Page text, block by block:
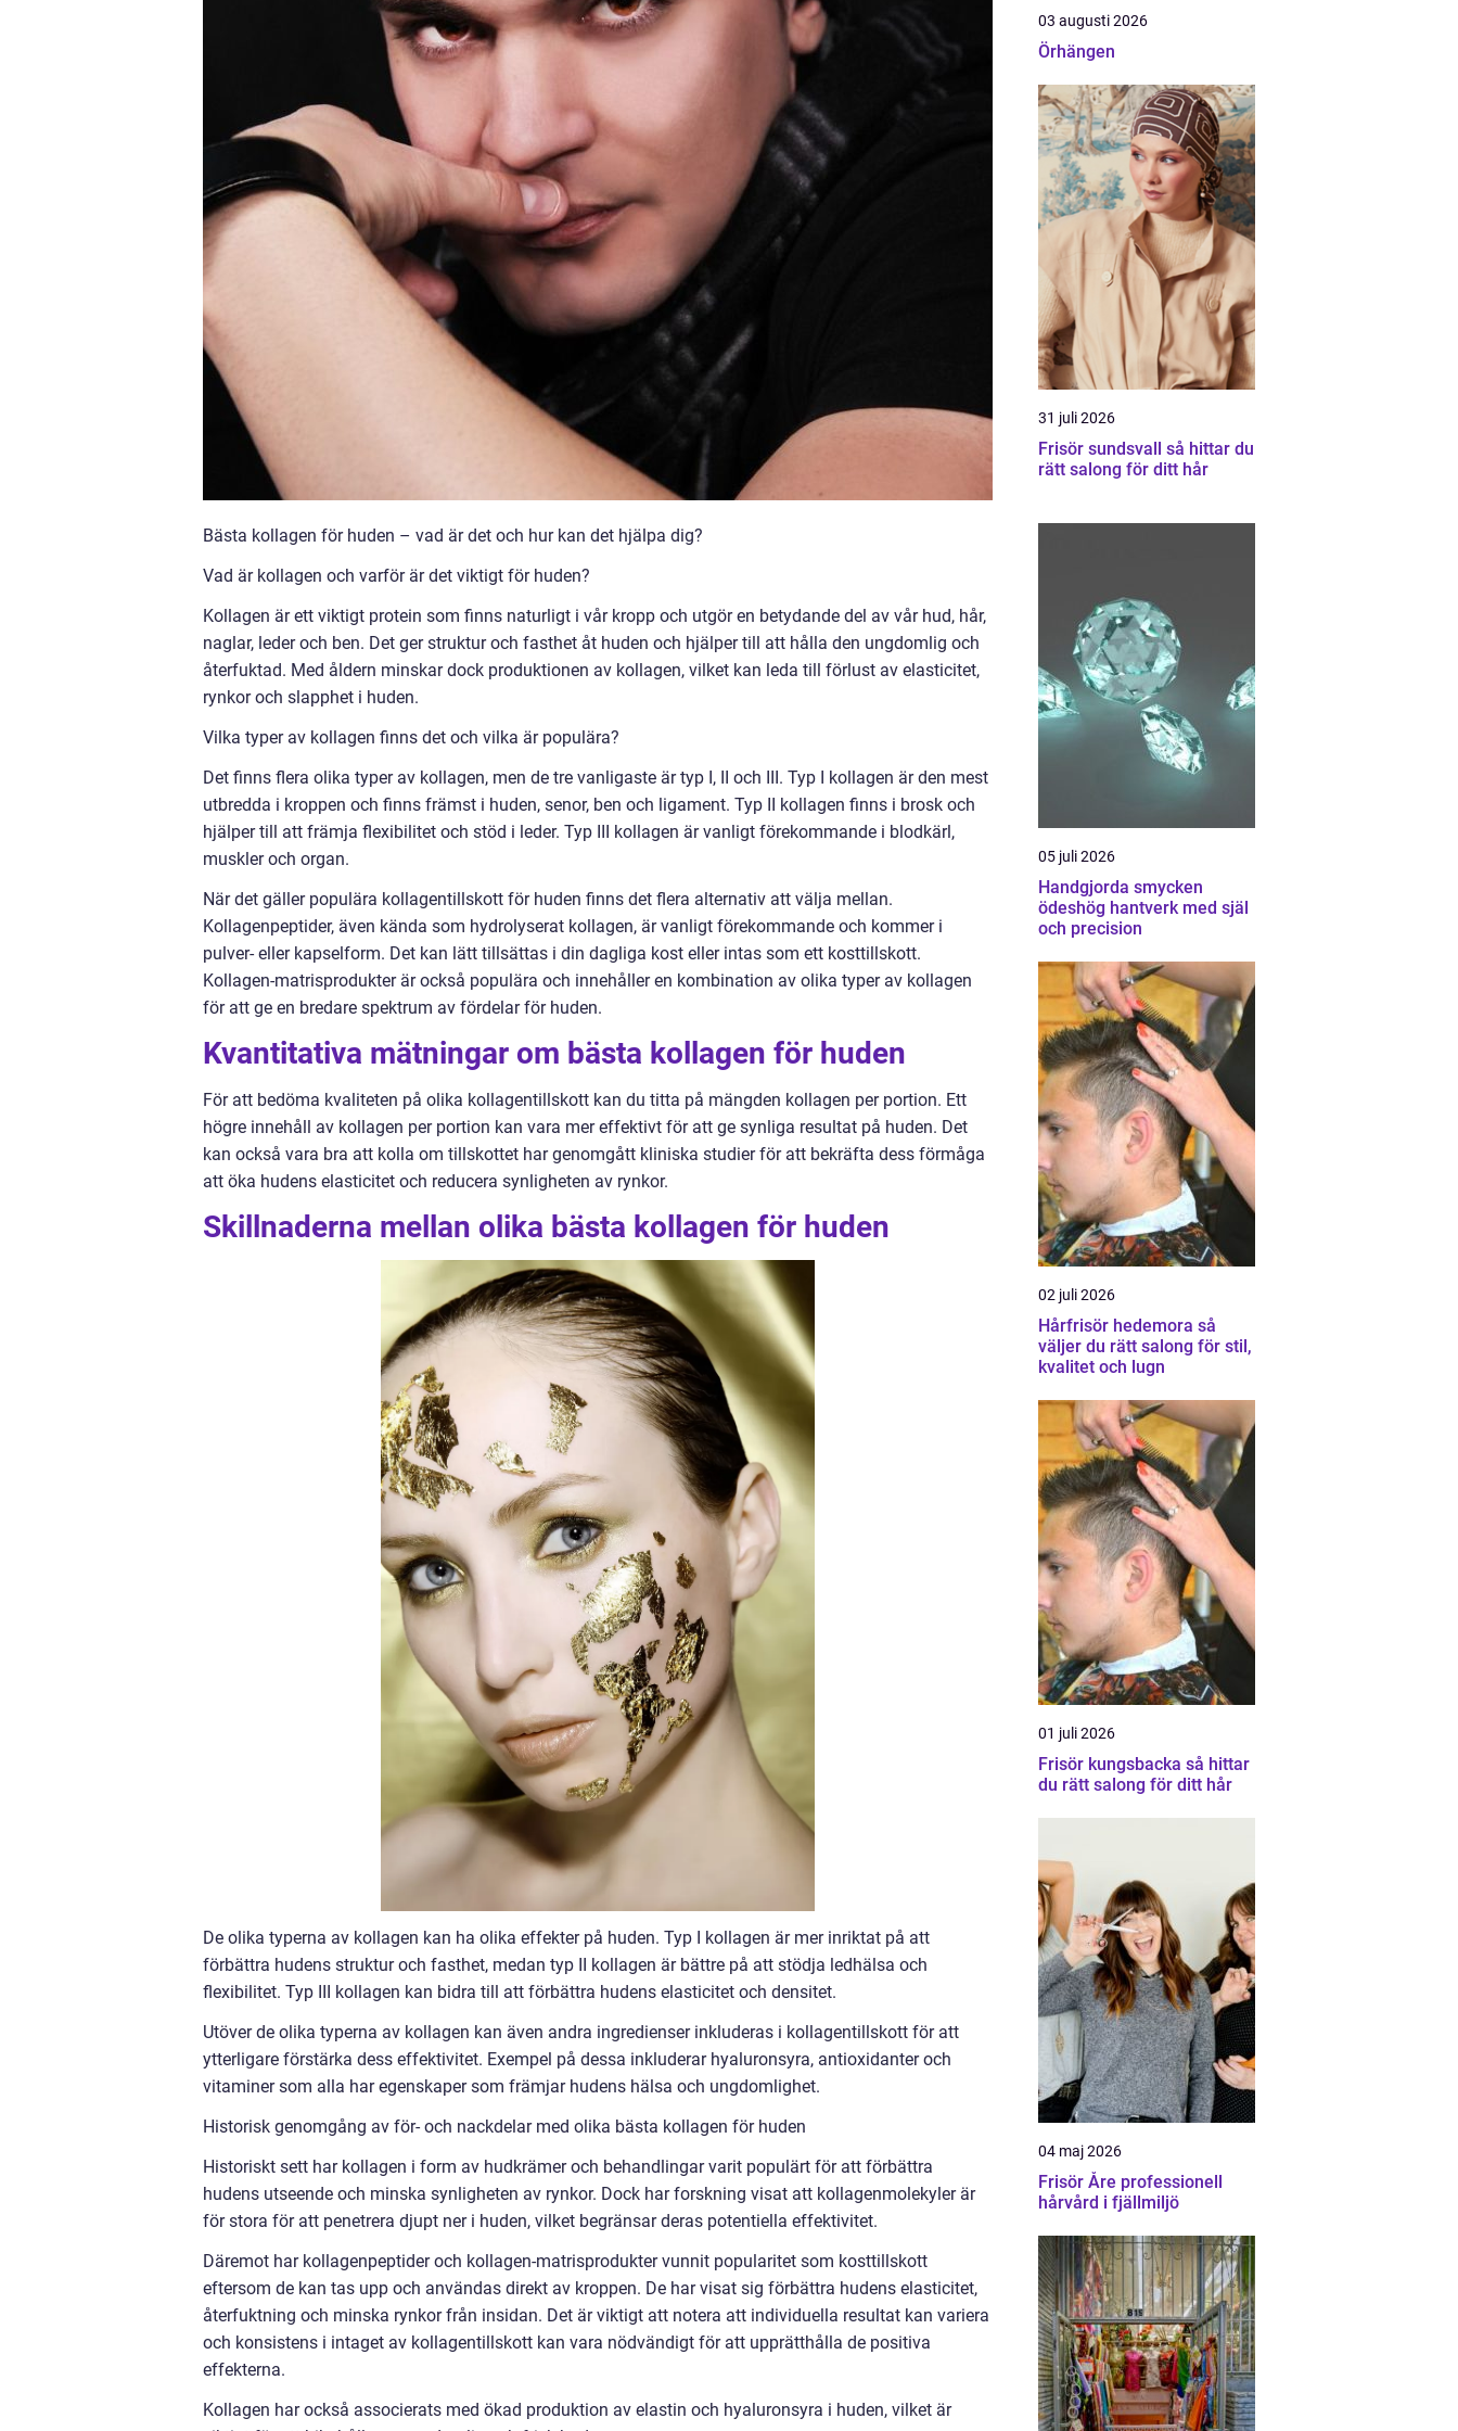
Bästa kollagen för huden – vad är det och hur kan det hjälpa dig?
Vad är kollagen och varför är det viktigt för huden?
Kollagen är ett viktigt protein som finns naturligt i vår kropp och utgör en betydande del av vår hud, hår,
naglar, leder och ben. Det ger struktur och fasthet åt huden och hjälper till att hålla den ungdomlig och
återfuktad. Med åldern minskar dock produktionen av kollagen, vilket kan leda till förlust av elasticitet,
rynkor och slapphet i huden.
Vilka typer av kollagen finns det och vilka är populära?
Det finns flera olika typer av kollagen, men de tre vanligaste är typ I, II och III. Typ I kollagen är den mest
utbredda i kroppen och finns främst i huden, senor, ben och ligament. Typ II kollagen finns i brosk och
hjälper till att främja flexibilitet och stöd i leder. Typ III kollagen är vanligt förekommande i blodkärl,
muskler och organ.
När det gäller populära kollagentillskott för huden finns det flera alternativ att välja mellan.
Kollagenpeptider, även kända som hydrolyserat kollagen, är vanligt förekommande och kommer i
pulver- eller kapselform. Det kan lätt tillsättas i din dagliga kost eller intas som ett kosttillskott.
Kollagen-matrisprodukter är också populära och innehåller en kombination av olika typer av kollagen
för att ge en bredare spektrum av fördelar för huden.
Kvantitativa mätningar om bästa kollagen för huden
För att bedöma kvaliteten på olika kollagentillskott kan du titta på mängden kollagen per portion. Ett
högre innehåll av kollagen per portion kan vara mer effektivt för att ge synliga resultat på huden. Det
kan också vara bra att kolla om tillskottet har genomgått kliniska studier för att bekräfta dess förmåga
att öka hudens elasticitet och reducera synligheten av rynkor.
Skillnaderna mellan olika bästa kollagen för huden
De olika typerna av kollagen kan ha olika effekter på huden. Typ I kollagen är mer inriktat på att
förbättra hudens struktur och fasthet, medan typ II kollagen är bättre på att stödja ledhälsa och
flexibilitet. Typ III kollagen kan bidra till att förbättra hudens elasticitet och densitet.
Utöver de olika typerna av kollagen kan även andra ingredienser inkluderas i kollagentillskott för att
ytterligare förstärka dess effektivitet. Exempel på dessa inkluderar hyaluronsyra, antioxidanter och
vitaminer som alla har egenskaper som främjar hudens hälsa och ungdomlighet.
Historisk genomgång av för- och nackdelar med olika bästa kollagen för huden
Historiskt sett har kollagen i form av hudkrämer och behandlingar varit populärt för att förbättra
hudens utseende och minska synligheten av rynkor. Dock har forskning visat att kollagenmolekyler är
för stora för att penetrera djupt ner i huden, vilket begränsar deras potentiella effektivitet.
Däremot har kollagenpeptider och kollagen-matrisprodukter vunnit popularitet som kosttillskott
eftersom de kan tas upp och användas direkt av kroppen. De har visat sig förbättra hudens elasticitet,
återfuktning och minska rynkor från insidan. Det är viktigt att notera att individuella resultat kan variera
och konsistens i intaget av kollagentillskott kan vara nödvändigt för att upprätthålla de positiva
effekterna.
Kollagen har också associerats med ökad produktion av elastin och hyaluronsyra i huden, vilket är
03 augusti 2026
Örhängen
31 juli 2026
Frisör sundsvall så hittar du
rätt salong för ditt hår
05 juli 2026
Handgjorda smycken
ödeshög hantverk med själ
och precision
02 juli 2026
Hårfrisör hedemora så
väljer du rätt salong för stil,
kvalitet och lugn
01 juli 2026
Frisör kungsbacka så hittar
du rätt salong för ditt hår
04 maj 2026
Frisör Åre professionell
hårvård i fjällmiljö